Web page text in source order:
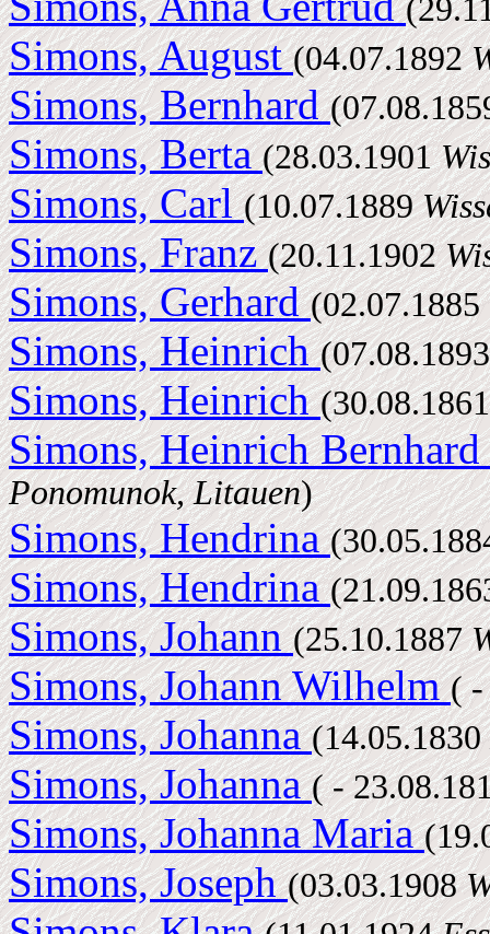
Simons, August(04.07.1892
Simons, Bernhard
Simons, Berta(28.03.1901
Simons, Carl(10.07.1889
Simons, Franz(20.11.1902
Simons, Gerhard(02.07.1885
Simons, Heinrich
Simons, Heinrich
Simons, Heinrich Bernhard
Ponomunok, Litauen)
Simons, Hendrina
Simons, Hendrina
Simons, Johann(25.10.1887
Simons, Johann Wilhelm( -
Simons, Johanna(14.05.1830
Simons, Johanna( -
Simons, Johanna Maria
Simons, Joseph(03.03.1908